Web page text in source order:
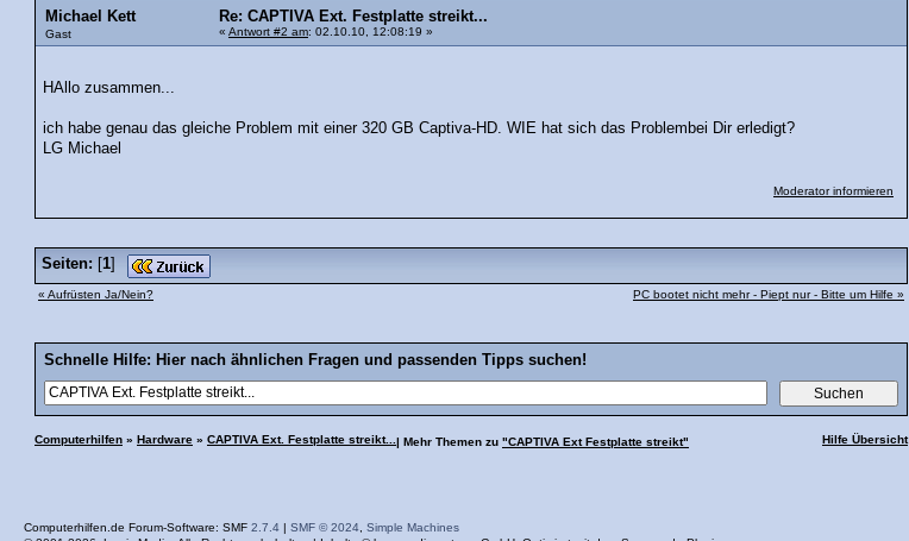
Michael Kett
Gast
Re: CAPTIVA Ext. Festplatte streikt...
« Antwort #2 am: 02.10.10, 12:08:19 »
HAllo zusammen...
ich habe genau das gleiche Problem mit einer 320 GB Captiva-HD. WIE hat sich das Problembei Dir erledigt?
LG Michael
Moderator informieren
Seiten: [1]
« Aufrüsten Ja/Nein? PC bootet nicht mehr - Piept nur - Bitte um Hilfe »
Schnelle Hilfe: Hier nach ähnlichen Fragen und passenden Tipps suchen!
Computerhilfen » Hardware » CAPTIVA Ext. Festplatte streikt... Hilfe Übersicht
| Mehr Themen zu "CAPTIVA Ext Festplatte streikt"
Computerhilfen.de Forum-Software: SMF 2.7.4 | SMF © 2024 Simple Machines